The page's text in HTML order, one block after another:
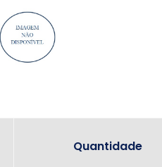
Quantidade